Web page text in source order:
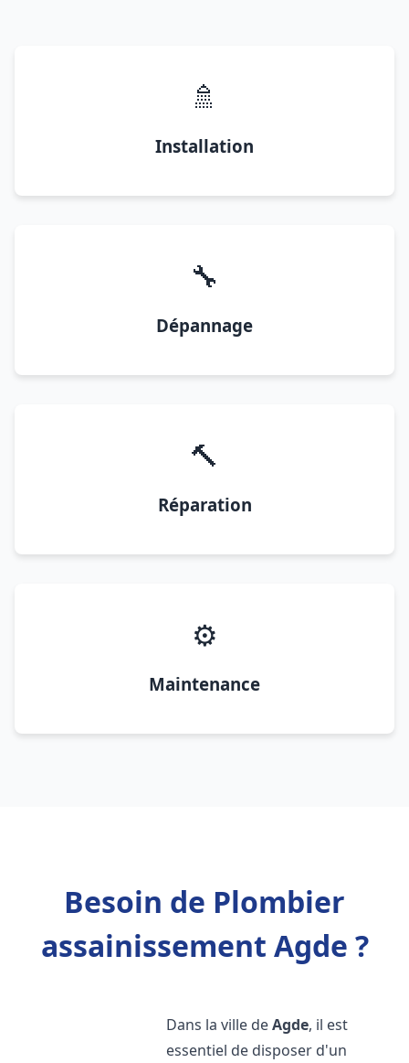
🚿
Installation
🔧
Dépannage
🔨
Réparation
⚙️
Maintenance
Besoin de Plombier
assainissement Agde ?
Dans la ville deAgde, il est
essentiel de disposer d'un